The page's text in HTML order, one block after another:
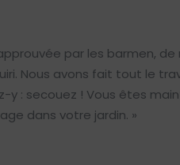
par les barmen, de
Nous avons fait tout le
y : secouez ! Vous êtes
dans votre jardin. »